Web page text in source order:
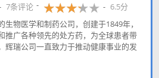
7条评论
6.5分
物医学和制药公司，创建于1849年，
推广各种领先的处方药，为全球患者带
辉瑞公司一直致力于推动健康事业的发